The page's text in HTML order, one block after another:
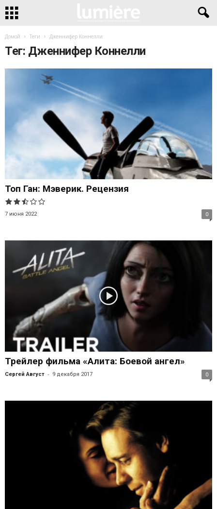
Домой Теги Дженнифер Коннелли
Тег: Дженнифер Коннелли
Топ Ган: Мэверик. Рецензия
7 июня 2022 0
Трейлер фильма «Алита: Боевой ангел»
Сергей Август - 9 декабря 2017 0